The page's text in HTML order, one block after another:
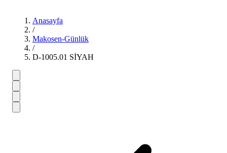
Anasayfa
/
Makosen-Günlük
/
D-1005.01 SİYAH